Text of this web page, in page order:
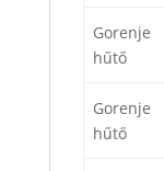
Gorenje
hűtő
Gorenje
hűtő